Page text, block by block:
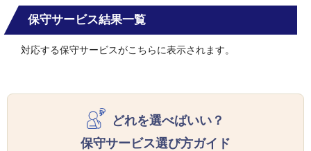
保守サービス結果一覧
対応する保守サービスがこちらに表示されます。
どれを選べばいい？
保守サービス選び方ガイド